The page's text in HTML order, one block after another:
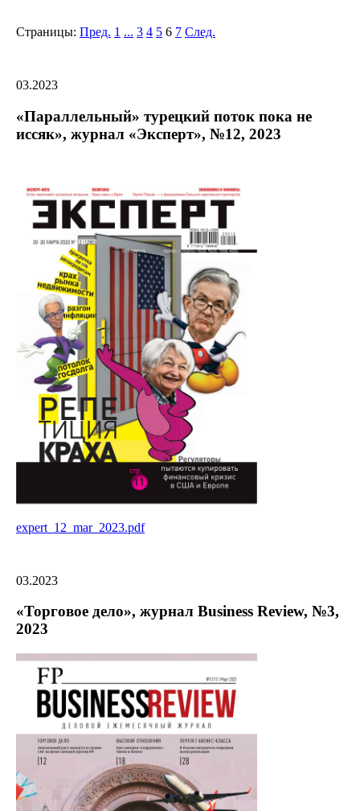
Страницы: Пред. 1 ... 3 4 5 6 7 След.
03.2023
«Параллельный» турецкий поток пока не
иссяк», журнал «Эксперт», №12, 2023
expert_12_mar_2023.pdf
03.2023
«Торговое дело», журнал Business Review, №3,
2023